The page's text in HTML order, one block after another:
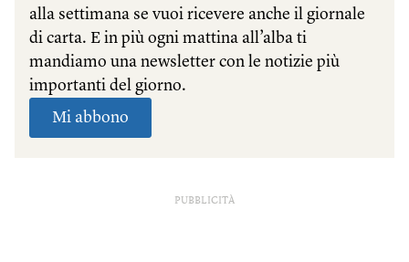
PUBBLICITÀ